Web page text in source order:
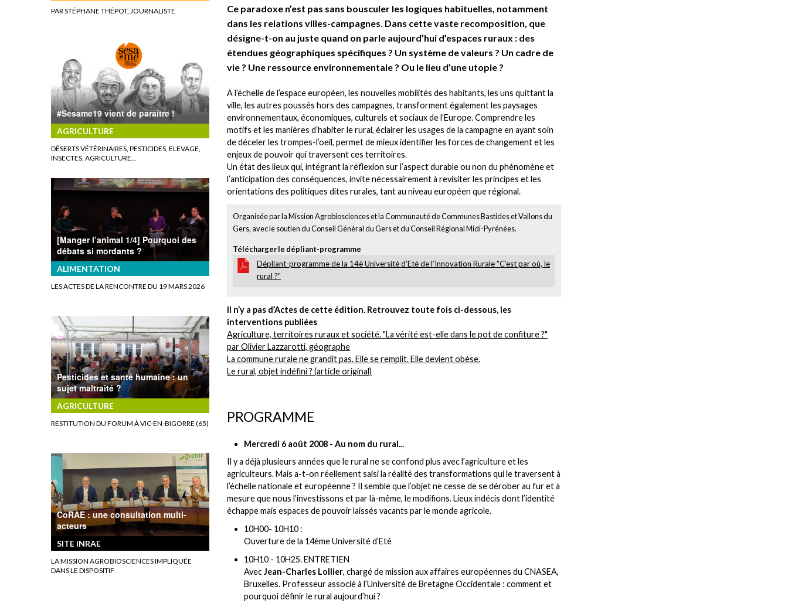
Ce paradoxe n’est pas sans bousculer les logiques habituelles, notamment
dans les relations villes-campagnes. Dans cette vaste recomposition, que
désigne-t-on au juste quand on parle aujourd’hui d’espaces ruraux : des
étendues géographiques spécifiques ? Un système de valeurs ? Un cadre de
vie ? Une ressource environnementale ? Ou le lieu d’une utopie ?
A l’échelle de l’espace européen, les nouvelles mobilités des habitants, les uns quittant la
ville, les autres poussés hors des campagnes, transforment également les paysages
environnementaux, économiques, culturels et sociaux de l’Europe. Comprendre les
motifs et les manières d’habiter le rural, éclairer les usages de la campagne en ayant soin
de déceler les trompes-l’oeil, permet de mieux identifier les forces de changement et les
enjeux de pouvoir qui traversent ces territoires.
Un état des lieux qui, intégrant la réflexion sur l’aspect durable ou non du phénomène et
l’anticipation des conséquences, invite nécessairement à revisiter les principes et les
orientations des politiques dites rurales, tant au niveau européen que régional.
Organisée par la Mission Agrobiosciences et la Communauté de Communes Bastides et Vallons du
Gers, avec le soutien du Conseil Général du Gers et du Conseil Régional Midi-Pyrénées.
Télécharger le dépliant-programme
Dépliant-programme de la 14è Université d’Eté de l’Innovation Rurale "C’est par où, le
rural ?"
Il n’y a pas d’Actes de cette édition. Retrouvez toute fois ci-dessous, les
interventions publiées
Agriculture, territoires ruraux et société. "La vérité est-elle dans le pot de confiture ?"
par Olivier Lazzarotti, géographe
La commune rurale ne grandit pas. Elle se remplit. Elle devient obèse.
Le rural, objet indéfini ? (article original)
PROGRAMME
Mercredi 6 août 2008 - Au nom du rural...
Il y a déjà plusieurs années que le rural ne se confond plus avec l’agriculture et les
agriculteurs. Mais a-t-on réellement saisi la réalité des transformations qui le traversent à
l’échelle nationale et européenne ? Il semble que l’objet ne cesse de se dérober au fur et à
mesure que nous l’investissons et par là-même, le modifions. Lieux indécis dont l’identité
échappe mais espaces de pouvoir laissés vacants par le monde agricole.
10H00- 10H10 :
Ouverture de la 14ème Université d’Eté
10H10 - 10H25. ENTRETIEN
AvecJean-Charles Lollier, chargé de mission aux affaires européennes du CNASEA,
Bruxelles. Professeur associé à l’Université de Bretagne Occidentale : comment et
pourquoi définir le rural aujourd’hui ?
PAR STÉPHANE THÉPOT, JOURNALISTE
#Sesame19 vient de paraître !
AGRICULTURE
DÉSERTS VÉTÉRINAIRES, PESTICIDES, ELEVAGE,
INSECTES, AGRICULTURE…
[Manger l’animal 1/4] Pourquoi des
débats si mordants ?
ALIMENTATION
LES ACTES DE LA RENCONTRE DU 19 MARS 2026
Pesticides et santé humaine : un
sujet maltraité ?
AGRICULTURE
RESTITUTION DU FORUM À VIC-EN-BIGORRE (65)
CoRAE : une consultation multi-
acteurs
SITE INRAE
LA MISSION AGROBIOSCIENCES IMPLIQUÉE
DANS LE DISPOSITIF